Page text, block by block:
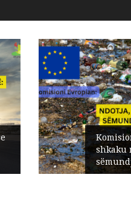
Komisioni
shkaku më i